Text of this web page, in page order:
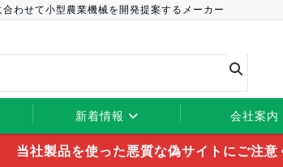
わせて小型農業機械を開発提案するメーカー
新着情報 会社案内
当社製品を使った悪質な偽サイトにご注意